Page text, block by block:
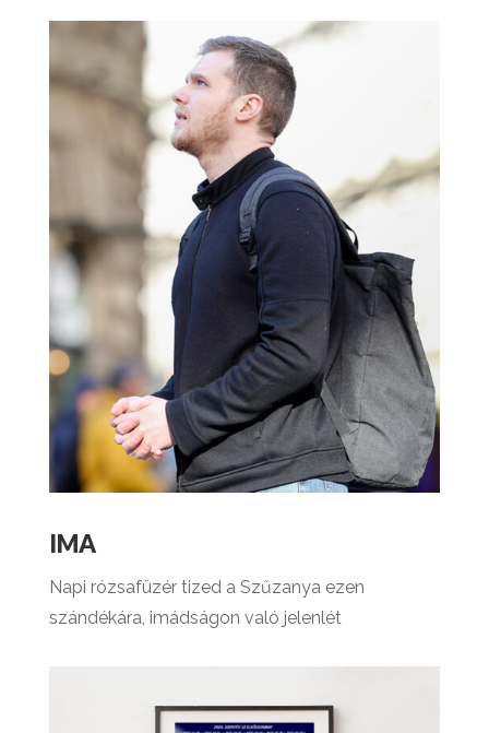
IMA
Napi rózsafüzér tized a Szűzanya ezen
szándékára, imádságon való jelenlét